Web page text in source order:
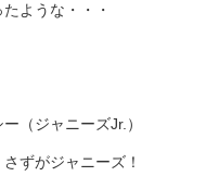
ような・・・
（ジャニーズJr.）
ずがジャニーズ！